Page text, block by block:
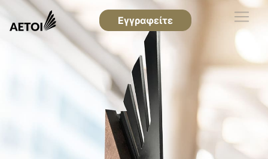
Εγγραφείτε